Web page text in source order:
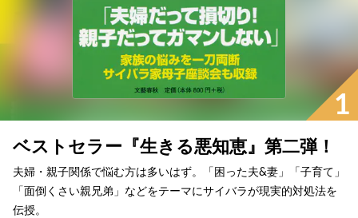
1
ベストセラー『生きる悪知恵』第二弾！
夫婦・親子関係で悩む方は多いはず。「困った夫&妻」「子育て」
「面倒くさい親兄弟」などをテーマにサイバラが現実的対処法を
伝授。